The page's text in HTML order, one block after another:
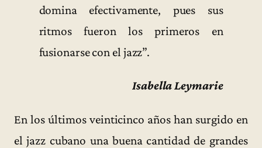
domina efectivamente, pues sus
ritmos fueron los primeros en
fusionarse con el jazz”.
Isabella Leymarie
En los últimos veinticinco años han surgido en
el jazz cubano una buena cantidad de grandes